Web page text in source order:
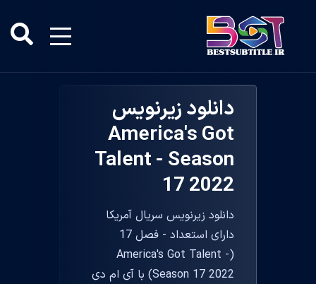
دانلود زیرنویس
America's Got
Talent - Season
17 2022
دانلود زیرنویس سریال آمریکا
دارای استعداد - فصل 17
(America's Got Talent -
Season 17 2022) با آی ام دی